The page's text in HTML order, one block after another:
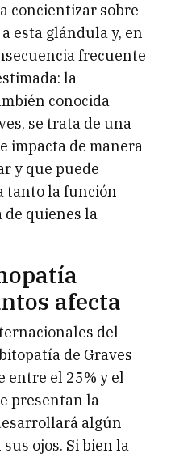
concientizar sobre
esta glándula y, en
frecuente
la
conocida
se trata de una
impacta de manera
y que puede
tanto la función
de quienes la
afecta
del
de Graves
entre el 25% y el
presentan la
algún
ojos. Si bien la